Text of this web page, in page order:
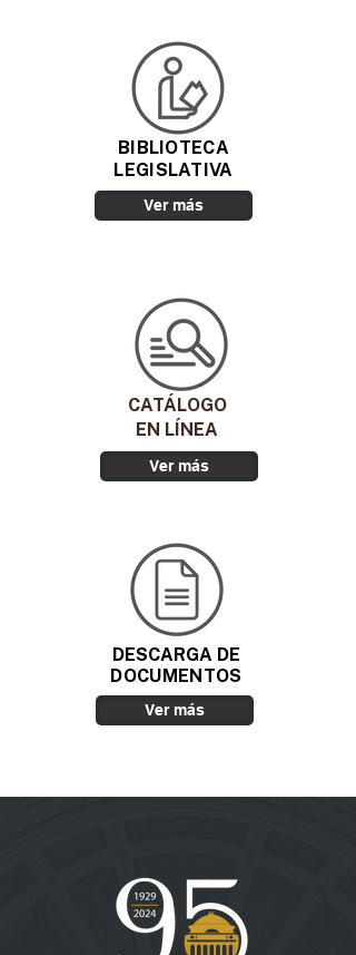
BIBLIOTECA
LEGISLATIVA
Ver más
CATÁLOGO
EN LÍNEA
Ver más
DESCARGA DE
DOCUMENTOS
Ver más